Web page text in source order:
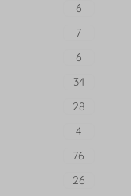
6
7
6
34
28
4
76
26